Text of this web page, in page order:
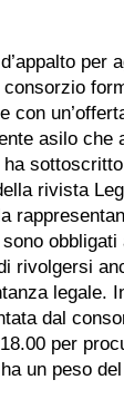
asilo
rivista
rivolgersi
legale.
dal
per
un peso